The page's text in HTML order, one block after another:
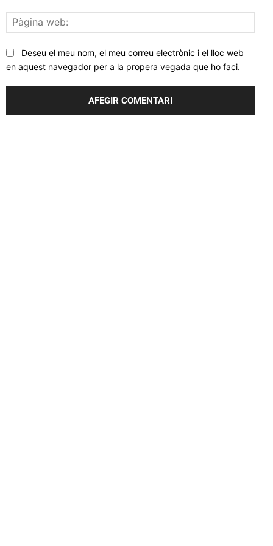
web:
Deseu el meu nom, el meu correu electrònic i el lloc web
en aquest navegador per a la propera vegada que ho faci.